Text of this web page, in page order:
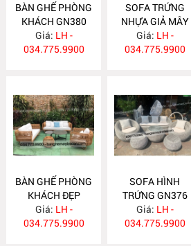
BÀN GHẾ PHÒNG
KHÁCH GN380
Giá: LH -
034.775.9900
SOFA TRỨNG
NHỰA GIẢ MÂY
GN377
Giá: LH -
034.775.9900
BÀN GHẾ PHÒNG
KHÁCH ĐẸP
GN378
Giá: LH -
034.775.9900
SOFA HÌNH
TRỨNG GN376
Giá: LH -
034.775.9900